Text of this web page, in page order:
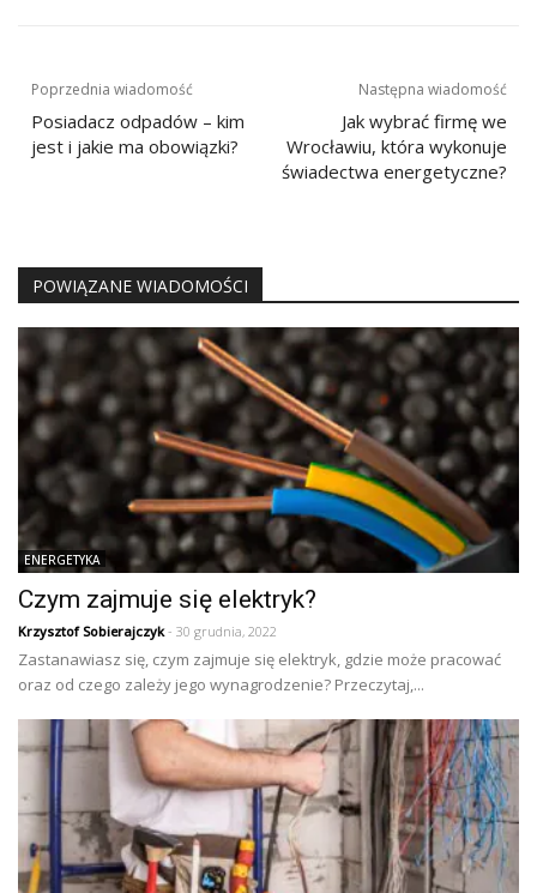
Nawigacja
wpisu
Poprzednia wiadomość
Posiadacz odpadów – kim
jest i jakie ma obowiązki?
Następna wiadomość
Jak wybrać firmę we
Wrocławiu, która wykonuje
świadectwa energetyczne?
POWIĄZANE WIADOMOŚCI
ENERGETYKA
Czym zajmuje się elektryk?
Krzysztof Sobierajczyk- 30 grudnia, 2022
Zastanawiasz się, czym zajmuje się elektryk, gdzie może pracować
oraz od czego zależy jego wynagrodzenie? Przeczytaj,...